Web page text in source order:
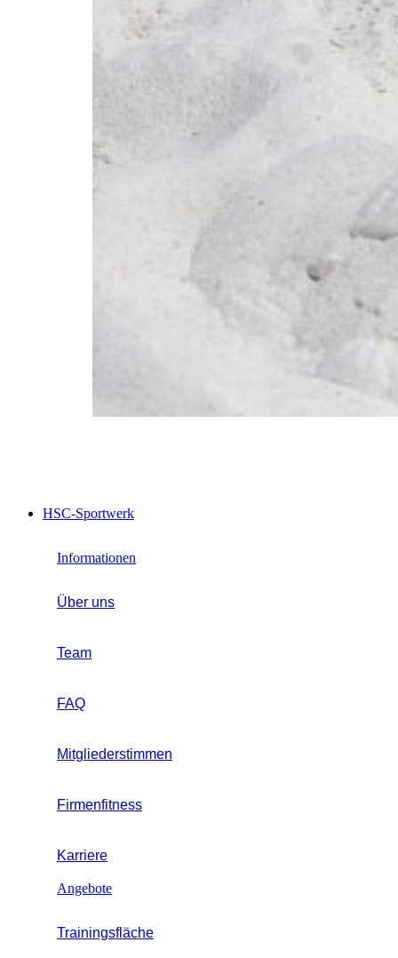
HSC-Sportwerk
Informationen
Über uns
Team
FAQ
Mitgliederstimmen
Firmenfitness
Karriere
Angebote
Trainingsfläche